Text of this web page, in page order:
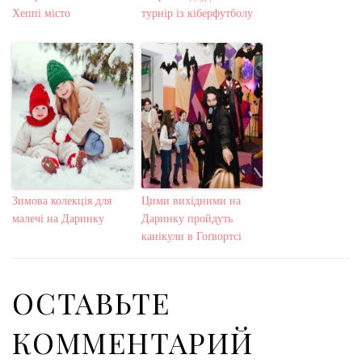
Хеппі місто
турнір із кіберфутболу
Зимова колекція для
малечі на Даринку
Цими вихідними на
Даринку пройдуть
канікули в Гоґвортсі
ОСТАВЬТЕ
КОММЕНТАРИЙ